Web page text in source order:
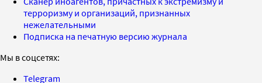
терроризму и организаций, признанных
нежелательными
Подписка на печатную версию журнала
Мы в соцсетях:
Telegram